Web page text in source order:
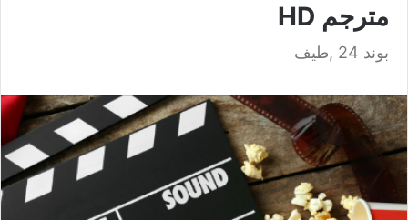
مترجم HD
بوند 24 ,طيف